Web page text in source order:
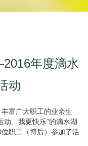
年度滴水
动
富广大职工的业余生
动、我更快乐”的滴水湖
职工（博后）参加了活